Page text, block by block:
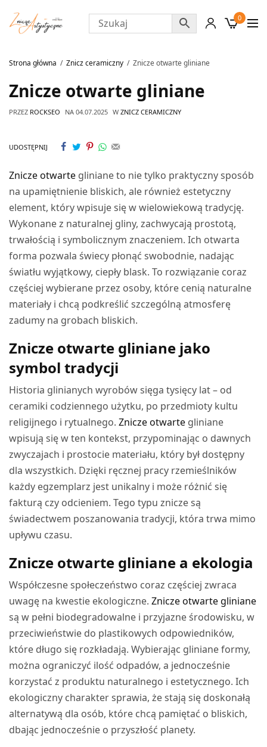
0
Strona główna Znicz ceramiczny Znicze otwarte gliniane
Znicze otwarte gliniane
PRZEZ ROCKSEO NA 04.07.2025 W ZNICZ CERAMICZNY
UDOSTĘPNIJ
Znicze otwarte gliniane to nie tylko praktyczny sposób
na upamiętnienie bliskich, ale również estetyczny
element, który wpisuje się w wielowiekową tradycję.
Wykonane z naturalnej gliny, zachwycają prostotą,
trwałością i symbolicznym znaczeniem. Ich otwarta
forma pozwala świecy płonąć swobodnie, nadając
światłu wyjątkowy, ciepły blask. To rozwiązanie coraz
częściej wybierane przez osoby, które cenią naturalne
materiały i chcą podkreślić szczególną atmosferę
zadumy na grobach bliskich.
Znicze otwarte gliniane jako
symbol tradycji
Historia glinianych wyrobów sięga tysięcy lat – od
ceramiki codziennego użytku, po przedmioty kultu
religijnego i rytualnego.Znicze otwarte gliniane
wpisują się w ten kontekst, przypominając o dawnych
zwyczajach i prostocie materiału, który był dostępny
dla wszystkich. Dzięki ręcznej pracy rzemieślników
każdy egzemplarz jest unikalny i może różnić się
fakturą czy odcieniem. Tego typu znicze są
świadectwem poszanowania tradycji, która trwa mimo
upływu czasu.
Znicze otwarte gliniane a ekologia
Współczesne społeczeństwo coraz częściej zwraca
uwagę na kwestie ekologiczne.Znicze otwarte gliniane
są w pełni biodegradowalne i przyjazne środowisku, w
przeciwieństwie do plastikowych odpowiedników,
które długo się rozkładają. Wybierając gliniane formy,
można ograniczyć ilość odpadów, a jednocześnie
korzystać z produktu naturalnego i estetycznego. Ich
ekologiczny charakter sprawia, że stają się doskonałą
alternatywą dla osób, które chcą pamiętać o bliskich,
dbając jednocześnie o przyszłość planety.